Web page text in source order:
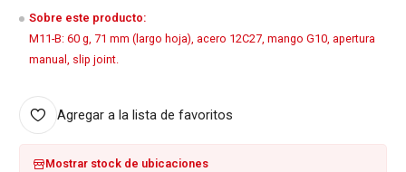
Sobre este producto:
M11-B: 60 g, 71 mm (largo hoja), acero 12C27, mango G10, apertura
manual, slip joint.
Agregar a la lista de favoritos
Mostrar stock de ubicaciones